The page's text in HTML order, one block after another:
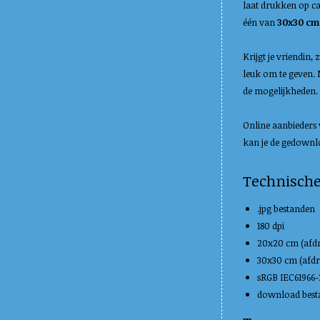
laat drukken op
één van30x30 cm
Krijgt je vriendin,
leuk om te geven.
de mogelijkheden.
Online
kan je de
.jpg bestanden
180 dpi
20x20 cm
30x30 cm
sRGB
download